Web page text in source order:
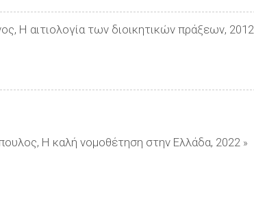
Η αιτιολογία των διοικητικών πράξεων, 2012
Η καλή νομοθέτηση στην Ελλάδα, 2022 »